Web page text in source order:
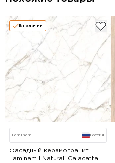
В наличии
Laminam Россия
Фасадный керамогранит
Laminam I Naturali Calacatta